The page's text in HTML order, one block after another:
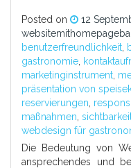
Posted on 12
benutzerfreundlichkeit
gastronomie
marketinginstrument
präsentation von
reservierungen
maßnahmen
webdesign für
Die Bedeutung von
ansprechendes und